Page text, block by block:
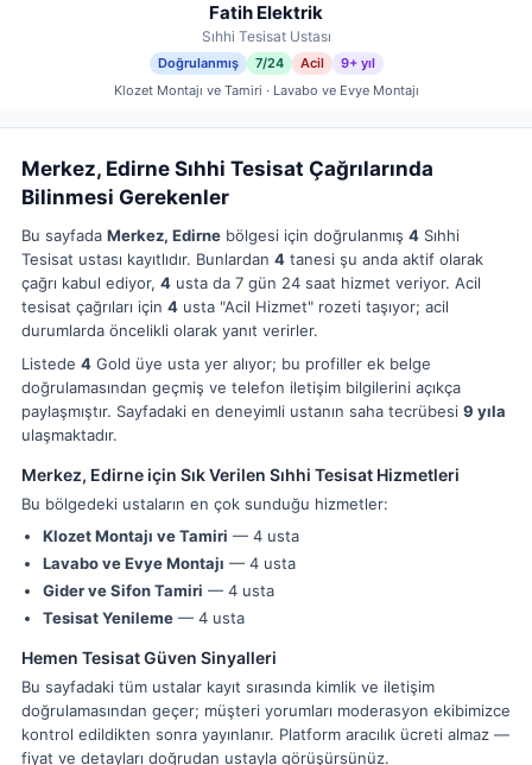
Fatih Elektrik
Sıhhi Tesisat Ustası
Doğrulanmış 7/24 Acil
9+ yıl
Klozet Montajı ve Tamiri · Lavabo ve Evye Montajı
Merkez, Edirne Sıhhi Tesisat Çağrılarında
Bilinmesi Gerekenler
Bu sayfada Merkez, Edirne bölgesi için doğrulanmış 4 Sıhhi
Tesisat ustası kayıtlıdır. Bunlardan 4 tanesi şu anda aktif olarak
çağrı kabul ediyor, 4 usta da 7 gün 24 saat hizmet veriyor. Acil
tesisat çağrıları için 4 usta "Acil Hizmet" rozeti taşıyor; acil
durumlarda öncelikli olarak yanıt verirler.
Listede 4 Gold üye usta yer alıyor; bu profiller ek belge
doğrulamasından geçmiş ve telefon iletişim bilgilerini açıkça
paylaşmıştır. Sayfadaki en deneyimli ustanın saha tecrübesi 9 yıla
ulaşmaktadır.
Merkez, Edirne için Sık Verilen Sıhhi Tesisat Hizmetleri
Bu bölgedeki ustaların en çok sunduğu hizmetler:
Klozet Montajı ve Tamiri — 4 usta
Lavabo ve Evye Montajı — 4 usta
Gider ve Sifon Tamiri — 4 usta
Tesisat Yenileme — 4 usta
Hemen Tesisat Güven Sinyalleri
Bu sayfadaki tüm ustalar kayıt sırasında kimlik ve iletişim
doğrulamasından geçer; müşteri yorumları moderasyon ekibimizce
kontrol edildikten sonra yayınlanır. Platform aracılık ücreti almaz —
fiyat ve detayları doğrudan ustayla görüşürsünüz.